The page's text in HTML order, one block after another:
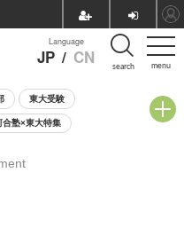
menu
Language
JP / CN search
東大受験
合塾×東大特集
・相談会